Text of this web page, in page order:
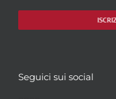
Seguici sui social